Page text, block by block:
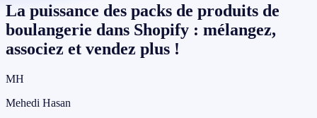
La puissance des packs de produits de
boulangerie dans Shopify : mélangez,
associez et vendez plus !
MH
Mehedi Hasan